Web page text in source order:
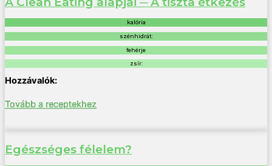
kalória
szénhidrát:
fehérje
zsír:
Tovább a receptekhez
Egészséges félelem?